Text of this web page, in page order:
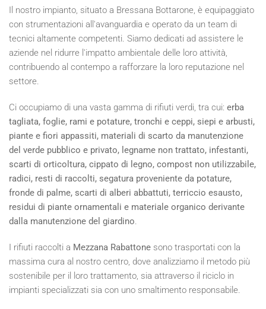
Il nostro impianto, situato a Bressana Bottarone, è equipaggiato
con strumentazioni all'avanguardia e operato da un team di
tecnici altamente competenti. Siamo dedicati ad assistere le
aziende nel ridurre l'impatto ambientale delle loro attività,
contribuendo al contempo a rafforzare la loro reputazione nel
settore.
Ci occupiamo di una vasta gamma di rifiuti verdi, tra cui: erba
tagliata, foglie, rami e potature, tronchi e ceppi, siepi e arbusti,
piante e fiori appassiti, materiali di scarto da manutenzione
del verde pubblico e privato, legname non trattato, infestanti,
scarti di orticoltura, cippato di legno, compost non utilizzabile,
radici, resti di raccolti, segatura proveniente da potature,
fronde di palme, scarti di alberi abbattuti, terriccio esausto,
residui di piante ornamentali e materiale organico derivante
dalla manutenzione del giardino.
I rifiuti raccolti a Mezzana Rabattone sono trasportati con la
massima cura al nostro centro, dove analizziamo il metodo più
sostenibile per il loro trattamento, sia attraverso il riciclo in
impianti specializzati sia con uno smaltimento responsabile.